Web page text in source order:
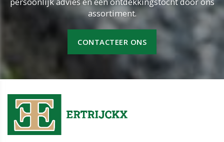
assortiment.
CONTACTEER ONS